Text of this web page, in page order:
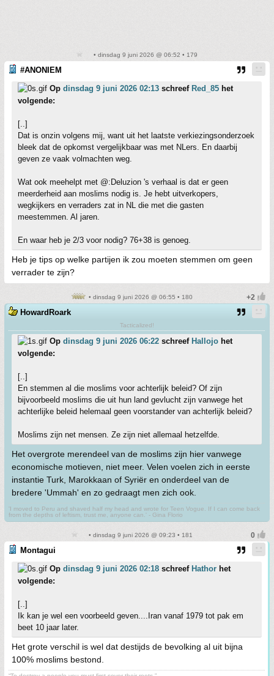
• dinsdag 9 juni 2026 @ 06:52 • 179
#ANONIEM
Op dinsdag 9 juni 2026 02:13 schreef Red_85 het
volgende:
[..]
Dat is onzin volgens mij, want uit het laatste verkiezingsonderzoek
bleek dat de opkomst vergelijkbaar was met NLers. En daarbij
geven ze vaak volmachten weg.
Wat ook meehelpt met @:Deluzion 's verhaal is dat er geen
meerderheid aan moslims nodig is. Je hebt uitverkopers,
wegkijkers en verraders zat in NL die met die gasten
meestemmen. Al jaren.
En waar heb je 2/3 voor nodig? 76+38 is genoeg.
Heb je tips op welke partijen ik zou moeten stemmen om geen
verrader te zijn?
• dinsdag 9 juni 2026 @ 06:55 • 180
HowardRoark
Tacticalized!
Op dinsdag 9 juni 2026 06:22 schreef Hallojo het
volgende:
[..]
En stemmen al die moslims voor achterlijk beleid? Of zijn
bijvoorbeeld moslims die uit hun land gevlucht zijn vanwege het
achterlijke beleid helemaal geen voorstander van achterlijk beleid?
Moslims zijn net mensen. Ze zijn niet allemaal hetzelfde.
Het overgrote merendeel van de moslims zijn hier vanwege
economische motieven, niet meer. Velen voelen zich in eerste
instantie Turk, Marokkaan of Syriër en onderdeel van de
bredere 'Ummah' en zo gedraagt men zich ook.
'I moved to Peru and shaved half my head and wrote for Teen Vogue. If I can come back
from the depths of leftism, trust me, anyone can.' - Gina Florio
• dinsdag 9 juni 2026 @ 09:23 • 181
Montagui
Op dinsdag 9 juni 2026 02:18 schreef Hathor het
volgende:
[..]
Ik kan je wel een voorbeeld geven....Iran vanaf 1979 tot pak em
beet 10 jaar later.
Het grote verschil is wel dat destijds de bevolking al uit bijna
100% moslims bestond.